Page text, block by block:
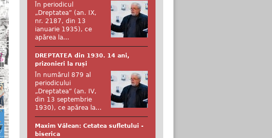
În periodicul
„Dreptatea” (an. IX,
nr. 2187, din 13
ianuarie 1935), ce
apărea la...
DREPTATEA din 1930. 14 ani,
prizonieri la ruși
În numărul 879 al
periodicului
„Dreptatea” (an. IV,
din 13 septembrie
1930), ce apărea la...
Maxim Vălean: Cetatea sufletului -
biserica